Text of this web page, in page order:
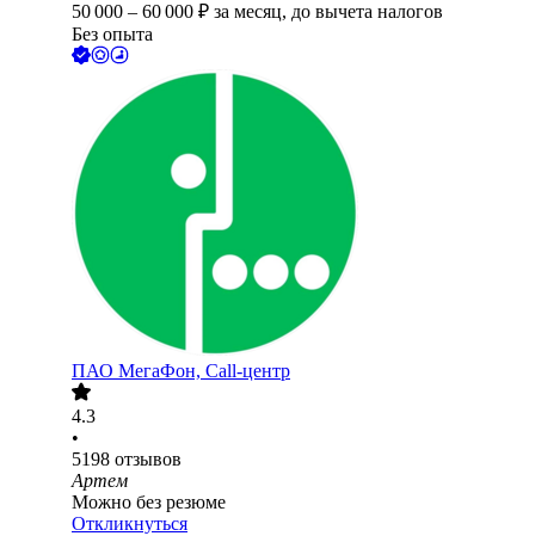
50 000 – 60 000 ₽ за месяц, до вычета налогов
Без опыта
ПАО МегаФон, Call-центр
4.3
•
5198 отзывов
Артем
Можно без резюме
Откликнуться